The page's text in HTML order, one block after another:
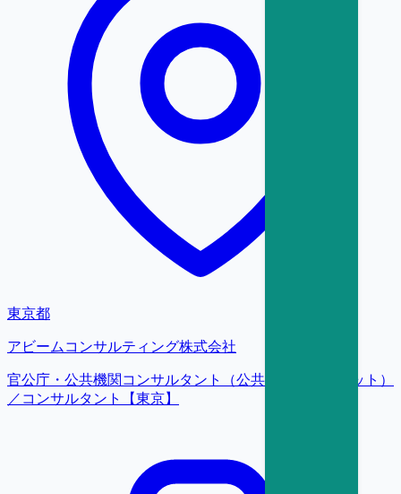
東京都
アビームコンサルティング株式会社
官公庁・公共機関コンサルタント（公共ビジネスユニット）
／コンサルタント【東京】